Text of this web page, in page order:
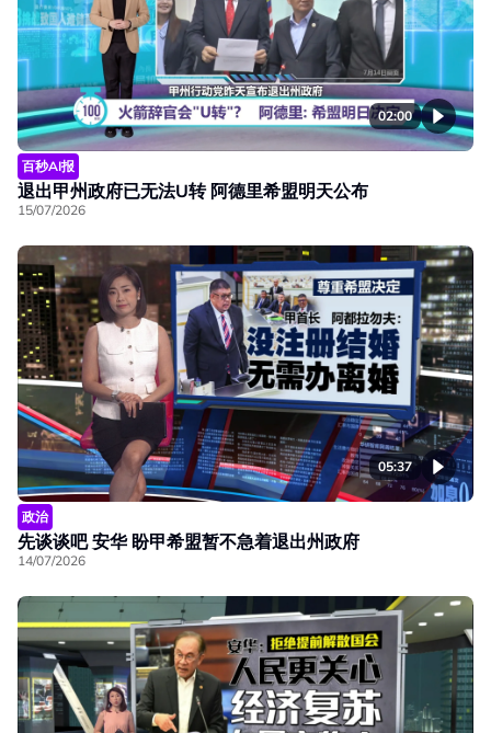
02:00
百秒AI报
退出甲州政府已无法U转 阿德里希盟明天公布
15/07/2026
05:37
政治
先谈谈吧 安华 盼甲希盟暂不急着退出州政府
14/07/2026